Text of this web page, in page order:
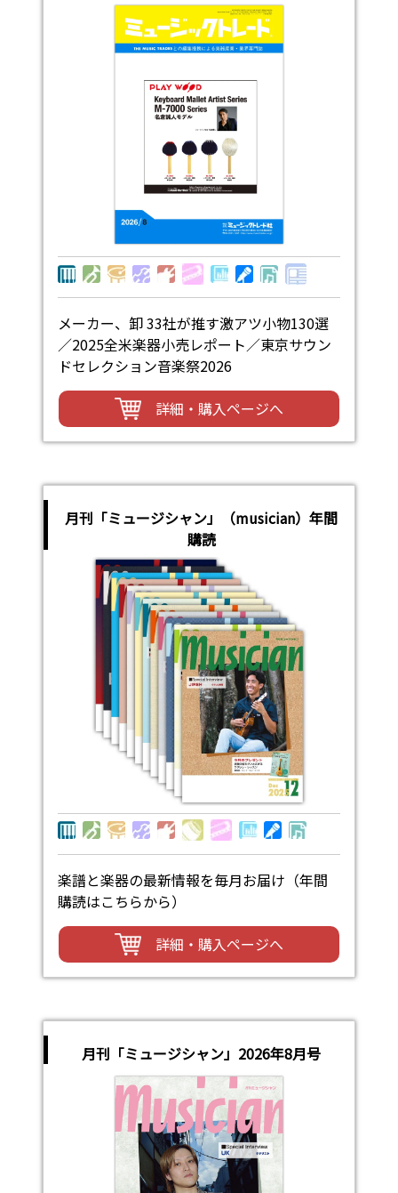
メーカー、卸 33社が推す激アツ小物130選
／2025全米楽器小売レポート／東京サウン
ドセレクション音楽祭2026
詳細・購入ページへ
月刊「ミュージシャン」（musician）年間
購読
楽譜と楽器の最新情報を毎月お届け（年間
購読はこちらから）
詳細・購入ページへ
月刊「ミュージシャン」2026年8月号